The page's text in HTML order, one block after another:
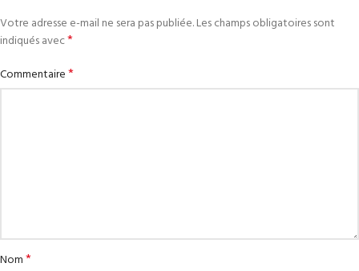
Votre adresse e-mail ne sera pas publiée.Les champs obligatoires sont
indiqués avec*
Commentaire*
Nom*